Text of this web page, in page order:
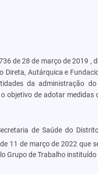
de 28 de março de 2019 ,
Direta, Autárquica e
da administração
objetivo de adotar
de Saúde do
11 de março de 2022 que
Grupo de Trabalho